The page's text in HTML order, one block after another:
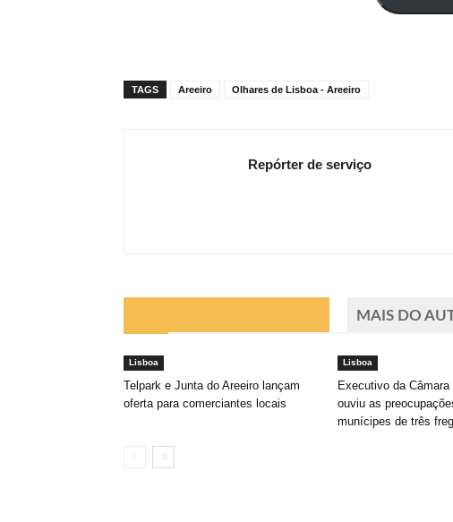
TAGS Areeiro Olhares de Lisboa - Areeiro
Repórter de serviço
MAIS DO
Lisboa
Telpark e Junta do Areeiro lançam
oferta para comerciantes locais
Lisboa
Executivo da Câmara
ouviu as
munícipes de três